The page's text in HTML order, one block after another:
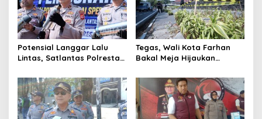
Potensial Langgar Lalu
Lintas, Satlantas Polresta
Motor Berknalpot Brong
Tegas, Wali Kota Farhan
Bakal Meja Hijaukan
Riau